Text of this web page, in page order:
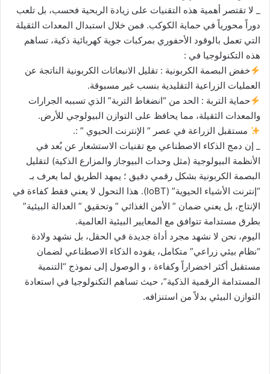
_ ​لا تقتصر أهمية هذه التقنيات على زيادة الربحية فحسب، بل تلعب
دوراً محورياً في حماية الكوكب. فمن خلال استبدال المعدات الثقيلة
التي تعمل بالوقود الأحفوري بمركبات جوية كهربائية ذكية، تساهم
هذه التكنولوجيا في :
​خفض البصمة الكربونية : تقليل الانبعاثات الكربونية الناتجة عن
العمليات الزراعية التقليدية بنسب غير مسبوقة.
​حماية التربة : الحد من “انضغاط التربة” الذي تسببه الجرارات
والمعدات الثقيلة، مما يحافظ على التوازن البيولوجي للأرض.
​مستقبل الزراعة في عصر ” الإنترنت الحيوي ” :.
_ ​إن دمج الذكاء الاصطناعي مع تقنيات الاستشعار عن بُعد في
الأنظمة البيولوجية (مثل وحدات البيوجاز والمزارع الذكية) لتقليل
البصمة الكربونية بشكل رقمي دقيق ؛ يمهد الطريق لما يعرف بـ
“إنترنت الأشياء الحيوية” (IoBT). هذا التحول لا يعني فقط كفاءة في
الإنتاج، بل يعني ضمان ” الأمن الغذائي ” وتحقيق ” العدالة البيئية”
بطرق مستدامة تتوافق مع المعايير البيئية العالمية.
​اليوم، نحن لا نشهد مجرد أداة جديدة في الحقل، بل نشهد ولادة
“نظام بيئي زراعي” متكامل، يقوده الذكاء الاصطناعي لضمان
مستقبل أكثر اخضراراً وكفاءة ، و الوصول إلى نموذج “التنمية
المستدامة الرقمية الذكية”، حيث تساهم التكنولوجيا في استعادة
التوازن البيئي بدلاً من استنزافه.​